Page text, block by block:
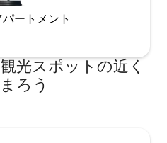
ートメント
光スポットの近く
ろう